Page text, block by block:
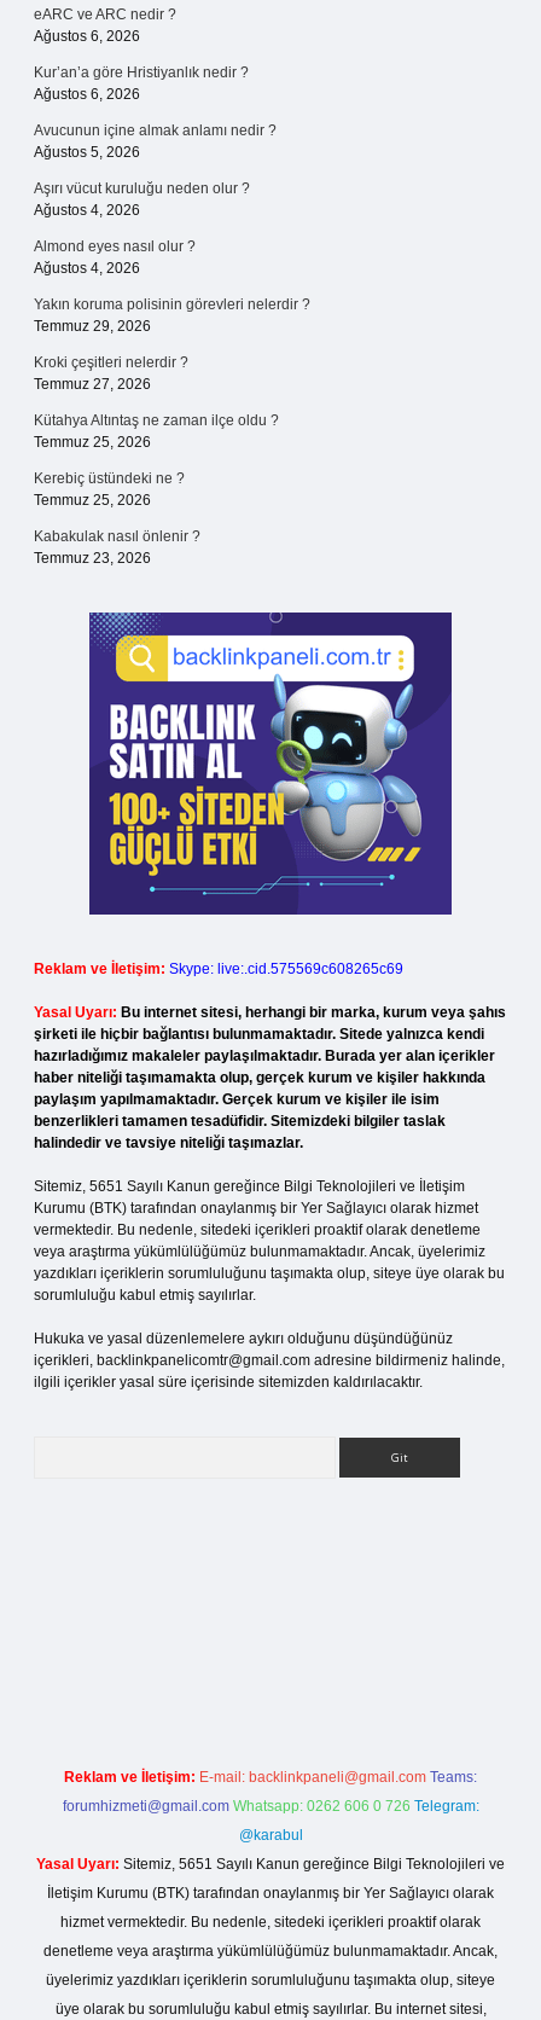
eARC ve ARC nedir ?
Ağustos 6, 2026
Kur’an’a göre Hristiyanlık nedir ?
Ağustos 6, 2026
Avucunun içine almak anlamı nedir ?
Ağustos 5, 2026
Aşırı vücut kuruluğu neden olur ?
Ağustos 4, 2026
Almond eyes nasıl olur ?
Ağustos 4, 2026
Yakın koruma polisinin görevleri nelerdir ?
Temmuz 29, 2026
Kroki çeşitleri nelerdir ?
Temmuz 27, 2026
Kütahya Altıntaş ne zaman ilçe oldu ?
Temmuz 25, 2026
Kerebiç üstündeki ne ?
Temmuz 25, 2026
Kabakulak nasıl önlenir ?
Temmuz 23, 2026
Reklam ve İletişim: Skype: live:.cid.575569c608265c69
Yasal Uyarı: Bu internet sitesi, herhangi bir marka, kurum veya şahıs
şirketi ile hiçbir bağlantısı bulunmamaktadır. Sitede yalnızca kendi
hazırladığımız makaleler paylaşılmaktadır. Burada yer alan içerikler
haber niteliği taşımamakta olup, gerçek kurum ve kişiler hakkında
paylaşım yapılmamaktadır. Gerçek kurum ve kişiler ile isim
benzerlikleri tamamen tesadüfidir. Sitemizdeki bilgiler taslak
halindedir ve tavsiye niteliği taşımazlar.
Sitemiz, 5651 Sayılı Kanun gereğince Bilgi Teknolojileri ve İletişim
Kurumu (BTK) tarafından onaylanmış bir Yer Sağlayıcı olarak hizmet
vermektedir. Bu nedenle, sitedeki içerikleri proaktif olarak denetleme
veya araştırma yükümlülüğümüz bulunmamaktadır. Ancak, üyelerimiz
yazdıkları içeriklerin sorumluluğunu taşımakta olup, siteye üye olarak bu
sorumluluğu kabul etmiş sayılırlar.
Hukuka ve yasal düzenlemelere aykırı olduğunu düşündüğünüz
içerikleri, backlinkpanelicomtr@gmail.com adresine bildirmeniz halinde,
ilgili içerikler yasal süre içerisinde sitemizden kaldırılacaktır.
Reklam ve İletişim: E-mail: backlinkpaneli@gmail.com Teams:
forumhizmeti@gmail.com Whatsapp: 0262 606 0 726 Telegram:
@karabul
Yasal Uyarı: Sitemiz, 5651 Sayılı Kanun gereğince Bilgi Teknolojileri ve
İletişim Kurumu (BTK) tarafından onaylanmış bir Yer Sağlayıcı olarak
hizmet vermektedir. Bu nedenle, sitedeki içerikleri proaktif olarak
denetleme veya araştırma yükümlülüğümüz bulunmamaktadır. Ancak,
üyelerimiz yazdıkları içeriklerin sorumluluğunu taşımakta olup, siteye
üye olarak bu sorumluluğu kabul etmiş sayılırlar. Bu internet sitesi,